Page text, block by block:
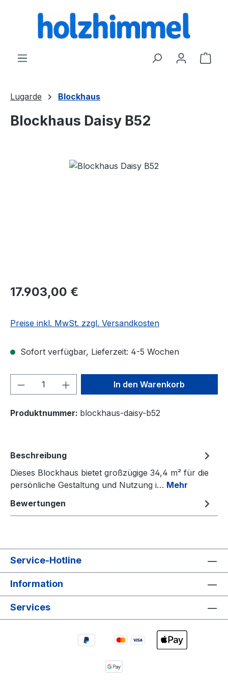
springen
Lugarde Blockhaus
Blockhaus Daisy B52
Bildergalerie überspringen
17.903,00 €
Preise inkl. MwSt. zzgl. Versandkosten
Sofort verfügbar, Lieferzeit: 4-5 Wochen
Produkt Anzahl: Gib denIn den Warenkorb
Produktnummer: blockhaus-daisy-b52
Beschreibung
Dieses Blockhaus bietet großzügige 34,4 m² für die
persönliche Gestaltung und Nutzung i… Mehr
Bewertungen
Service-Hotline
Information
Services